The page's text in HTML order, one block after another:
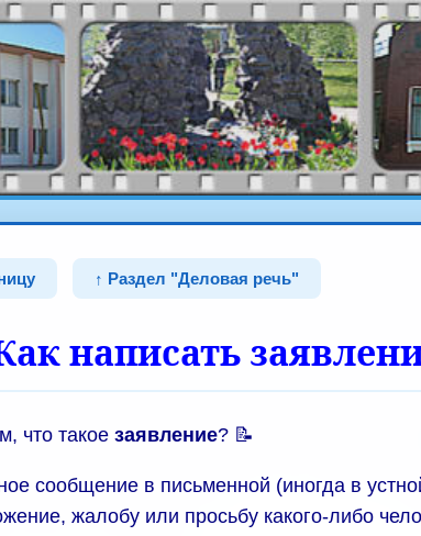
↑ Раздел "Деловая речь"
написать
что такое заявление? 📝
сообщение в письменной (иногда в
жалобу или просьбу какого-либо